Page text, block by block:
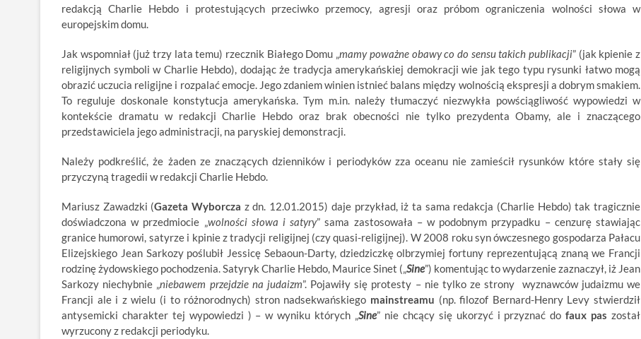
redakcją Charlie Hebdo i protestujących przeciwko przemocy, agresji oraz próbom ograniczenia wolności słowa w
europejskim domu.
Jak wspomniał (już trzy lata temu) rzecznik Białego Domu „mamy poważne obawy co do sensu takich publikacji” (jak kpienie z
religijnych symboli w Charlie Hebdo), dodając że tradycja amerykańskiej demokracji wie jak tego typu rysunki łatwo mogą
obrazić uczucia religijne i rozpalać emocje. Jego zdaniem winien istnieć balans między wolnością ekspresji a dobrym smakiem.
To reguluje doskonale konstytucja amerykańska. Tym m.in. należy tłumaczyć niezwykła powściągliwość wypowiedzi w
kontekście dramatu w redakcji Charlie Hebdo oraz brak obecności nie tylko prezydenta Obamy, ale i znaczącego
przedstawiciela jego administracji, na paryskiej demonstracji.
Należy podkreślić, że żaden ze znaczących dzienników i periodyków zza oceanu nie zamieścił rysunków które stały się
przyczyną tragedii w redakcji Charlie Hebdo.
Mariusz Zawadzki (Gazeta Wyborcza z dn. 12.01.2015) daje przykład, iż ta sama redakcja (Charlie Hebdo) tak tragicznie
doświadczona w przedmiocie „wolności słowa i satyry” sama zastosowała – w podobnym przypadku – cenzurę stawiając
granice humorowi, satyrze i kpinie z tradycji religijnej (czy quasi-religijnej). W 2008 roku syn ówczesnego gospodarza Pałacu
Elizejskiego Jean Sarkozy poślubił Jessicę Sebaoun-Darty, dziedziczkę olbrzymiej fortuny reprezentującą znaną we Francji
rodzinę żydowskiego pochodzenia. Satyryk Charlie Hebdo, Maurice Sinet („Sine”) komentując to wydarzenie zaznaczył, iż Jean
Sarkozy niechybnie „niebawem przejdzie na judaizm”. Pojawiły się protesty – nie tylko ze strony wyznawców judaizmu we
Francji ale i z wielu (i to różnorodnych) stron nadsekwańskiego mainstreamu (np. filozof Bernard-Henry Levy stwierdził
antysemicki charakter tej wypowiedzi ) – w wyniku których „Sine” nie chcący się ukorzyć i przyznać dofaux pas został
wyrzucony z redakcji periodyku.